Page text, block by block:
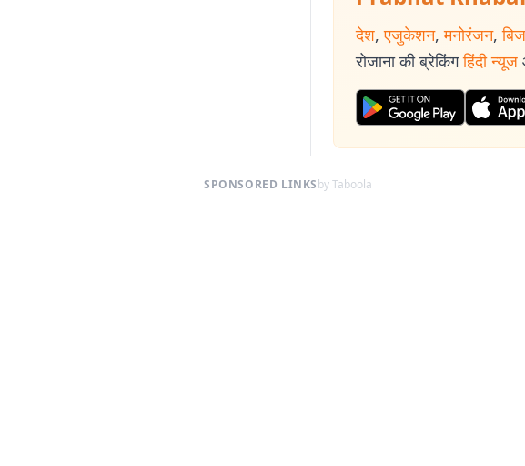
देश, एजुकेशन, मनोरंजन,
रोजाना की ब्रेकिंग हिंदी न्यूज
SPONSORED LINKSby Taboola